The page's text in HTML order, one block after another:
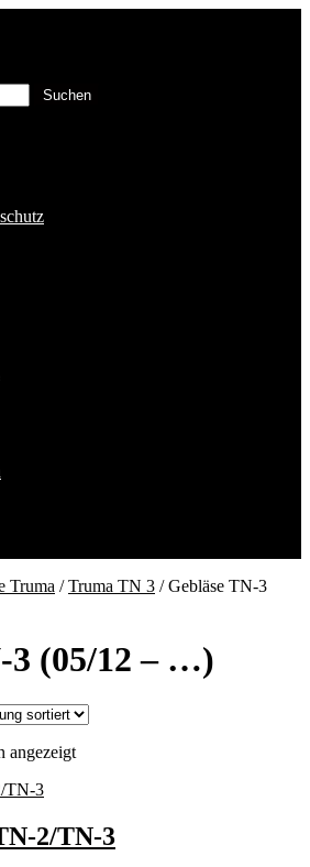
Suchen
Truma /Truma TN 3 /Gebläse TN-3
3 (05/12 – …)
angezeigtNach
2/TN-3